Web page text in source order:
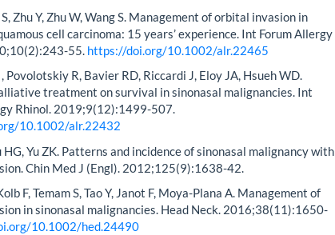
S, Zhu Y, Zhu W, Wang S. Management of orbital invasion in
cell carcinoma: 15 years’ experience. Int Forum Allergy
55. https://doi.org/10.1002/alr.22465
Povolotskiy R, Bavier RD, Riccardi J, Eloy JA, Hsueh WD.
treatment on survival in sinonasal malignancies. Int
Rhinol. 2019;9(12):1499-507.
10.1002/alr.22432
HG, Yu ZK. Patterns and incidence of sinonasal malignancy with
Chin Med J (Engl). 2012;125(9):1638-42.
F, Temam S, Tao Y, Janot F, Moya-Plana A. Management of
in sinonasal malignancies. Head Neck. 2016;38(11):1650-
10.1002/hed.24490